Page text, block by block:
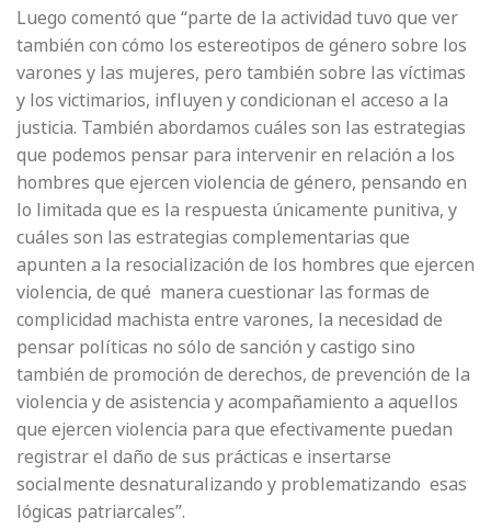
Luego comentó que “parte de la actividad tuvo que ver
también con cómo los estereotipos de género sobre los
varones y las mujeres, pero también sobre las víctimas
y los victimarios, influyen y condicionan el acceso a la
justicia. También abordamos cuáles son las estrategias
que podemos pensar para intervenir en relación a los
hombres que ejercen violencia de género, pensando en
lo limitada que es la respuesta únicamente punitiva, y
cuáles son las estrategias complementarias que
apunten a la resocialización de los hombres que ejercen
violencia, de qué manera cuestionar las formas de
complicidad machista entre varones, la necesidad de
pensar políticas no sólo de sanción y castigo sino
también de promoción de derechos, de prevención de la
violencia y de asistencia y acompañamiento a aquellos
que ejercen violencia para que efectivamente puedan
registrar el daño de sus prácticas e insertarse
socialmente desnaturalizando y problematizando esas
lógicas patriarcales”.